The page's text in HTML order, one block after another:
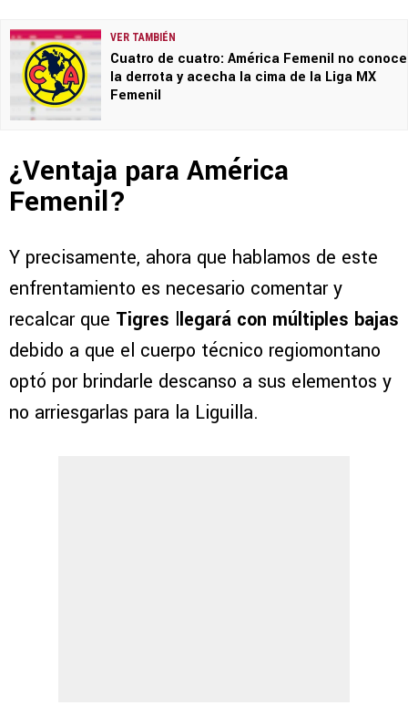
VER TAMBIÉN
Cuatro de cuatro: América Femenil no conoce
la derrota y acecha la cima de la Liga MX
Femenil
¿Ventaja para América
Femenil?
Y precisamente, ahora que hablamos de este
enfrentamiento es necesario comentar y
recalcar que Tigres llegará con múltiples bajas
debido a que el cuerpo técnico regiomontano
optó por brindarle descanso a sus elementos y
no arriesgarlas para la Liguilla.